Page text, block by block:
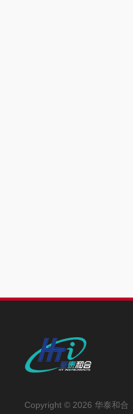
Copyright © 2026 华泰和合